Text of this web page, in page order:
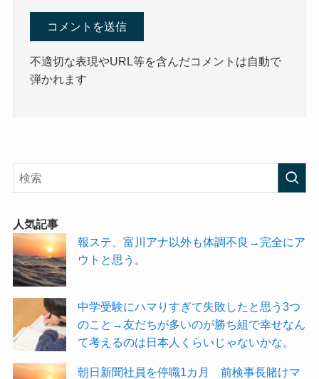
不適切な表現やURL等を含んだコメントは自動で
弾かれます
人気記事
報ステ、富川アナ以外も体調不良→完全にア
ウトと思う。
中学受験にハマりすぎて失敗したと思う3つ
のこと→友だちが多いのが勝ち組で幸せなん
て考えるのは日本人くらいじゃないかな。
朝日新聞社員を停職1カ月 前検事長賭けマ